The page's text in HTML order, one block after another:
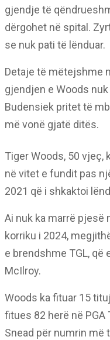
gjendje të
dërgohet në spital.
se nuk pati të lënduar.
Detaje të mëtejshme
gjendjen e Woods
Budensiek pritet të
më vonë gjatë ditës.
Tiger Woods, 50 vjeç,
në vitet e fundit pas
2021 që i shkaktoi
Ai nuk ka marrë pjesë
korriku i 2024,
e brendshme TGL, që
McIlroy.
Woods ka fituar 15
fitues 82 herë në PGA
Snead për numrin më